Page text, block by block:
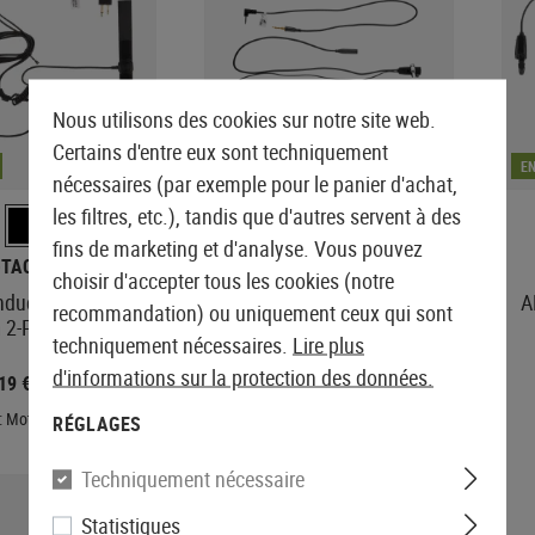
Headset
Pin Connector
€
33,90 €
Motorola 2-Pin
EN STOCK
Z-TACTICAL
FBI Style Acoustic Headset
Motorola 1-Pin Connector
17,01 € 18,90 €
Nous utilisons des cookies sur notre site web.
Certains d'entre eux sont techniquement
nécessaires (par exemple pour le panier d'achat,
les filtres, etc.), tandis que d'autres servent à des
fins de marketing et d'analyse. Vous pouvez
choisir d'accepter tous les cookies (notre
recommandation) ou uniquement ceux qui sont
techniquement nécessaires. Lire plus
d'informations sur la protection des données.
RÉGLAGES
Techniquement nécessaire
Statistiques